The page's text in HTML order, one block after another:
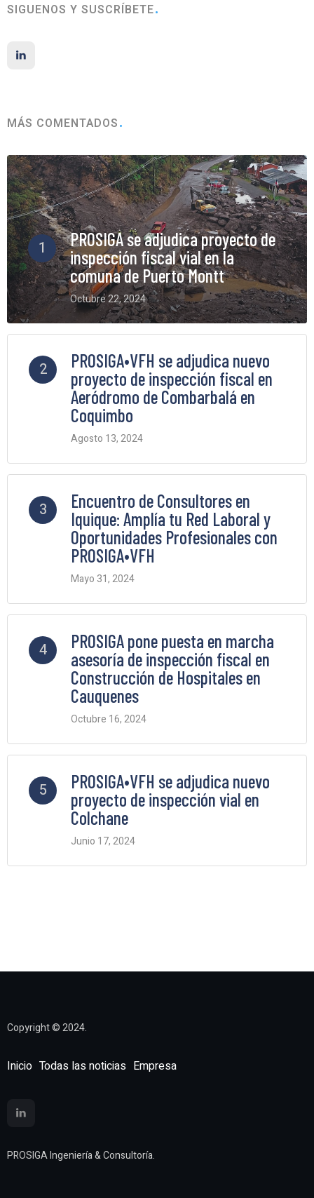
SIGUENOS Y SUSCRÍBETE
MÁS COMENTADOS
1
PROSIGA se adjudica proyecto de
inspección fiscal vial en la
comuna de Puerto Montt
Octubre 22, 2024
6 Comments
2
PROSIGA•VFH se adjudica nuevo
proyecto de inspección fiscal en
Aeródromo de Combarbalá en
Coquimbo
Agosto 13, 2024
3
Encuentro de Consultores en
Iquique: Amplía tu Red Laboral y
Oportunidades Profesionales con
PROSIGA•VFH
Mayo 31, 2024
4
PROSIGA pone puesta en marcha
asesoría de inspección fiscal en
Construcción de Hospitales en
Cauquenes
Octubre 16, 2024
5
PROSIGA•VFH se adjudica nuevo
proyecto de inspección vial en
Colchane
Junio 17, 2024
Copyright © 2024.
Inicio Todas las noticias Empresa
PROSIGA Ingeniería & Consultoría.